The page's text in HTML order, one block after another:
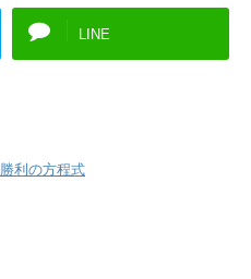
LINE
勝利の方程式